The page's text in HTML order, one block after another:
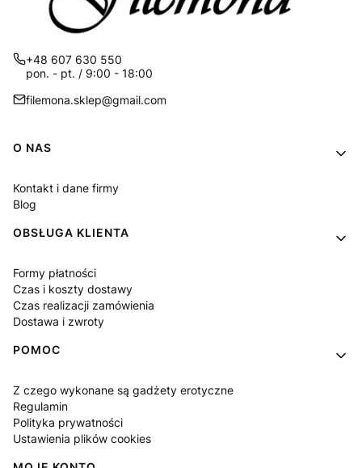
+48 607 630 550
pon. - pt. / 9:00 - 18:00
filemona.sklep@gmail.com
Linki w stopce
O NAS
Kontakt i dane firmy
Blog
OBSŁUGA KLIENTA
Formy płatności
Czas i koszty dostawy
Czas realizacji zamówienia
Dostawa i zwroty
POMOC
Z czego wykonane są gadżety erotyczne
Regulamin
Polityka prywatności
Ustawienia plików cookies